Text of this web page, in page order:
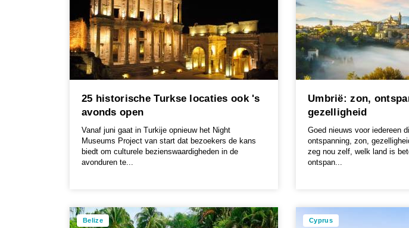
25 historische Turkse locaties ook 's
avonds open
Vanaf juni gaat in Turkije opnieuw het Night
Museums Project van start dat bezoekers de kans
biedt om culturele bezienswaardigheden in de
avonduren te...
Umbrië: zon,
gezelligheid
Goed nieuws voor iedereen
ontspanning, zon,
zeg nou zelf, welk land is
ontspan...
Belize Cyprus